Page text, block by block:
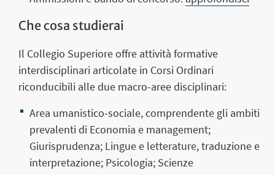
Che cosa studierai
Il Collegio Superiore offre attività formative
interdisciplinari articolate in Corsi Ordinari
riconducibili alle due macro-aree disciplinari:
Area umanistico-sociale, comprendente gli ambiti
prevalenti di Economia e management;
Giurisprudenza; Lingue e letterature, traduzione e
interpretazione; Psicologia; Scienze